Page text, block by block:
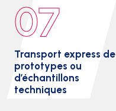
07
Transport express de
prototypes ou
d’échantillons
techniques